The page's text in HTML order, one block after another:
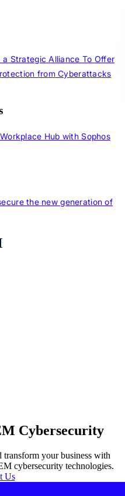
Strategic Alliance To Offer
from Cyberattacks
Hub with Sophos
the new generation of
Cybersecurity
transform your business with
cybersecurity technologies.
Us